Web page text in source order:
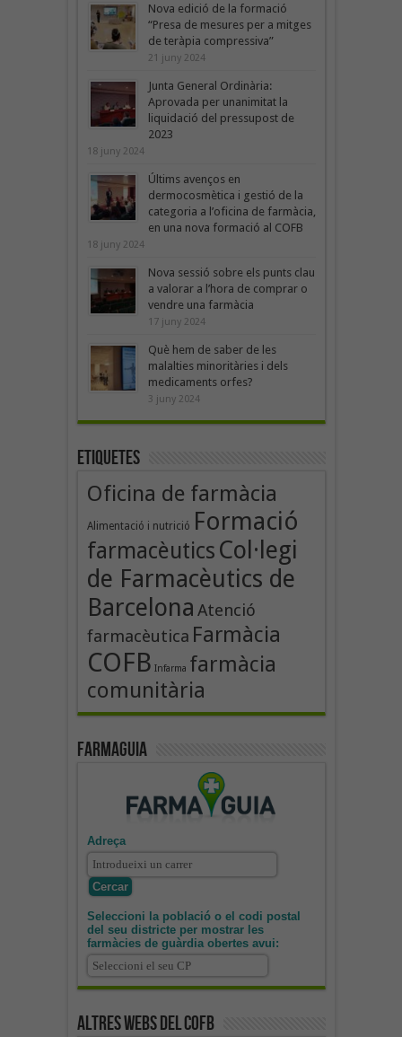
Nova edició de la formació
“Presa de mesures per a mitges
de teràpia compressiva”
21 juny 2024
Junta General Ordinària:
Aprovada per unanimitat la
liquidació del pressupost de
2023
18 juny 2024
Últims avenços en
dermocosmètica i gestió de la
categoria a l’oficina de farmàcia,
en una nova formació al COFB
18 juny 2024
Nova sessió sobre els punts clau
a valorar a l’hora de comprar o
vendre una farmàcia
17 juny 2024
Què hem de saber de les
malalties minoritàries i dels
medicaments orfes?
3 juny 2024
Etiquetes
Oficina de farmàcia
Alimentació i nutrició Formació
farmacèutics Col·legi
de Farmacèutics de
Barcelona Atenció
farmacèutica Farmàcia
COFB Infarma farmàcia
comunitària
Farmaguia
Adreça
Seleccioni la població o el codi postal
del seu districte per mostrar les
farmàcies de guàrdia obertes avui:
Altres webs del COFB